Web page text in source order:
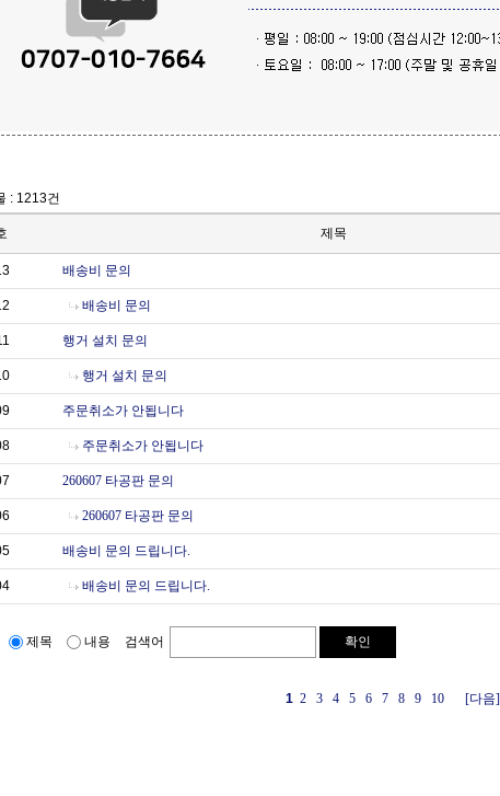
: 1213건
제목
배송비 문의
배송비 문의
행거 설치 문의
행거 설치 문의
주문취소가 안됩니다
주문취소가 안됩니다
260607 타공판 문의
260607 타공판 문의
배송비 문의 드립니다.
배송비 문의 드립니다.
제목 내용 검색어 확인
1 2 3 4 5 6 7 8 9 10 [다음]